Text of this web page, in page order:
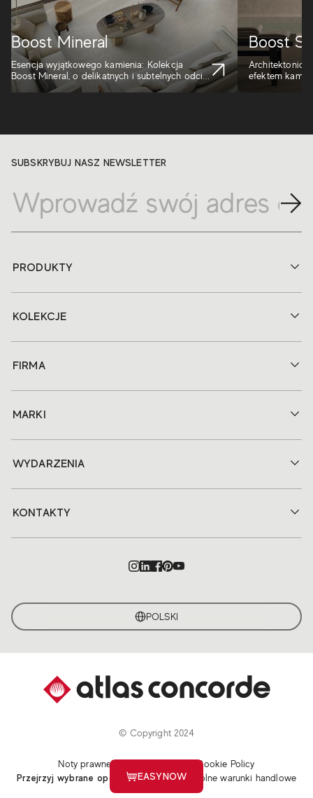
Boost Mineral
Esencja wyjątkowego kamienia: Kolekcja
Boost Mineral, o delikatnych i subtelnych odci...
Boost
efektem
EASYNOW
SUBSKRYBUJ NASZ NEWSLETTER
PRODUKTY
KOLEKCJE
FIRMA
MARKI
WYDARZENIA
KONTAKTY
POLSKI
© Copyright 2024
Noty prawnePolityka prywatności
Cookie Policy
Przejrzyj wybrane opcje plików cookieOgólne warunki handlowe